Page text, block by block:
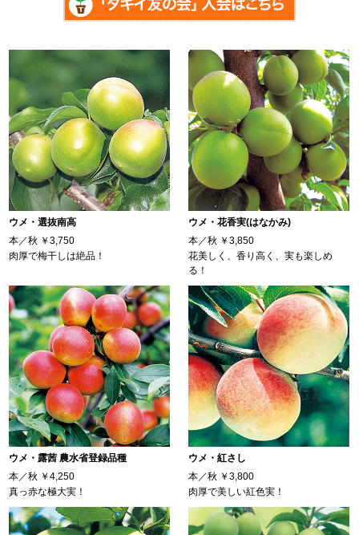
ウメ・選抜南高
本／秋 ￥3,750
肉厚で梅干しは絶品！
ウメ・花香実(はなかみ)
本／秋 ￥3,850
花美しく、香り高く、実も楽しめ
る！
ウメ・露茜 農水省登録品種
本／秋 ￥4,250
真っ赤な極大実！
ウメ・紅さし
本／秋 ￥3,800
肉厚で美しい紅色実！